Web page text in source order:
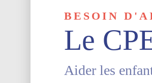
BESOIN
Le
Aider les